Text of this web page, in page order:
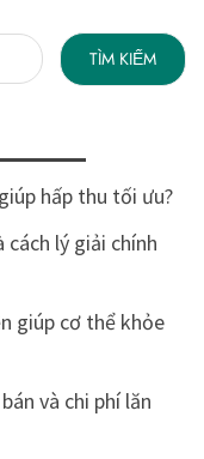
hấp thu tối ưu?
lý giải chính
giúp cơ thể khỏe
và chi phí lăn